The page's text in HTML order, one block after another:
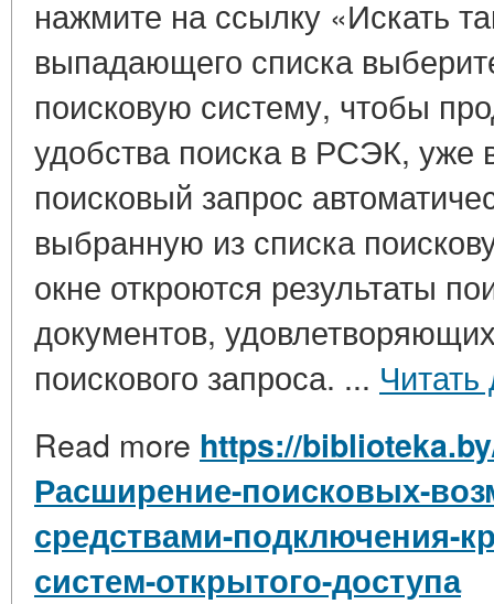
нажмите на ссылку «Искать
выпадающего списка
поисковую систему, чтобы
удобства поиска в РСЭК, уже
поисковый запрос
выбранную из списка
окне откроются результаты
документов,
поискового запроса. ...
Read more https://
Расширение-поисковых-
средствами-подключения-
систем-открытого-доступа